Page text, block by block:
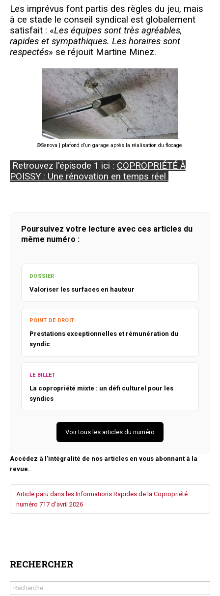
Les imprévus font partis des règles du jeu, mais
à ce stade le conseil syndical est globalement
satisfait : «Les équipes sont très agréables,
rapides et sympathiques. Les horaires sont
respectés» se réjouit Martine Minez.
©Senova | plafond d’un garage après la réalisation du flocage.
Retrouvez l'épisode 1 ici : COPROPRIÉTÉ À
POISSY : Une rénovation en temps réel
Poursuivez votre lecture avec ces articles du
même numéro :
DOSSIER
Valoriser les surfaces en hauteur
POINT DE DROIT
Prestations exceptionnelles et rémunération du
syndic
LE BILLET
La copropriété mixte : un défi culturel pour les
syndics
Voir tous les articles du numéro
Accédez à l’intégralité de nos articles en vous abonnant à la
revue.
Article paru dans les Informations Rapides de la Copropriété
numéro 717 d'avril 2026
RECHERCHER
Rechercher